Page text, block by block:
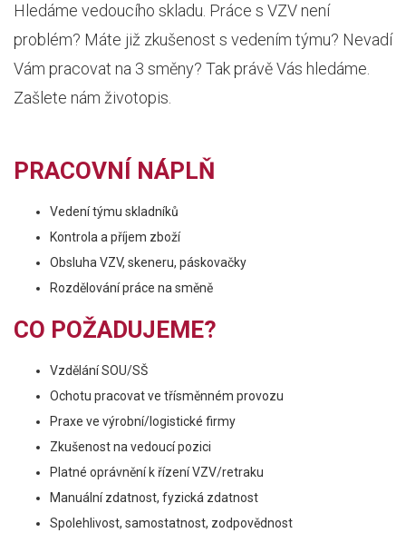
Hledáme vedoucího skladu. Práce s VZV není
problém? Máte již zkušenost s vedením týmu? Nevadí
Vám pracovat na 3 směny? Tak právě Vás hledáme.
Zašlete nám životopis.
PRACOVNÍ NÁPLŇ
Vedení týmu skladníků
Kontrola a příjem zboží
Obsluha VZV, skeneru, páskovačky
Rozdělování práce na směně
CO POŽADUJEME?
Vzdělání SOU/SŠ
Ochotu pracovat ve třísměnném provozu
Praxe ve výrobní/logistické firmy
Zkušenost na vedoucí pozici
Platné oprávnění k řízení VZV/retraku
Manuální zdatnost, fyzická zdatnost
Spolehlivost, samostatnost, zodpovědnost